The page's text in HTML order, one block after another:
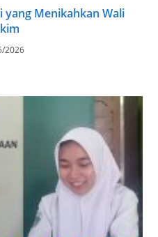
yang Menikahkan Wali
2026